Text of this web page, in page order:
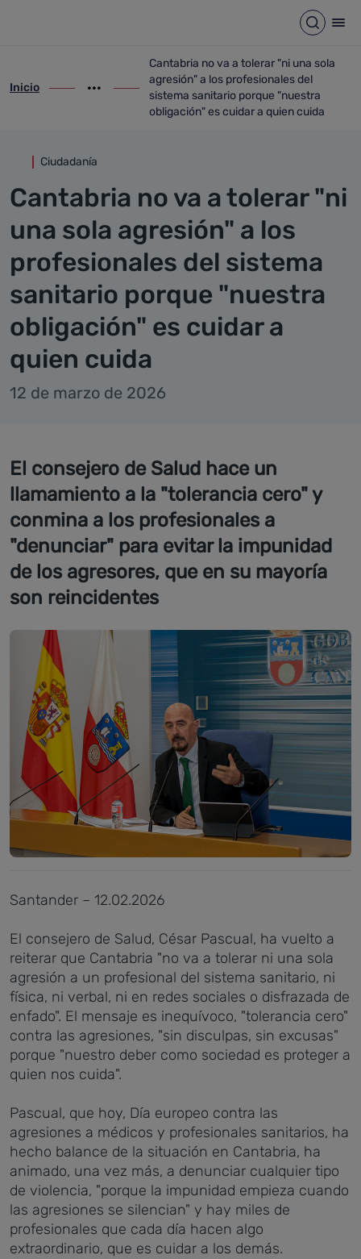
Abrir
ir-a inicio
Inicio
Mostrar opciones del camino de migas
ir-a Cantabria no va a tolerar "ni una
Cantabria no va a tolerar "ni una sola
agresión" a los profesionales del
sistema sanitario porque "nuestra
obligación" es cuidar a quien cuida
Ciudadanía
Cantabria no va a tolerar "ni
una sola agresión" a los
profesionales del sistema
sanitario porque "nuestra
obligación" es cuidar a
quien cuida
12 de marzo de 2026
El consejero de Salud hace un
llamamiento a la "tolerancia cero" y
conmina a los profesionales a
"denunciar" para evitar la impunidad
de los agresores, que en su mayoría
son reincidentes
Santander – 12.02.2026
El consejero de Salud, César Pascual, ha vuelto a
reiterar que Cantabria "no va a tolerar ni una sola
agresión a un profesional del sistema sanitario, ni
física, ni verbal, ni en redes sociales o disfrazada de
enfado". El mensaje es inequívoco, "tolerancia cero"
contra las agresiones, "sin disculpas, sin excusas"
porque "nuestro deber como sociedad es proteger a
quien nos cuida".
Pascual, que hoy, Día europeo contra las
agresiones a médicos y profesionales sanitarios, ha
hecho balance de la situación en Cantabria, ha
animado, una vez más, a denunciar cualquier tipo
de violencia, "porque la impunidad empieza cuando
las agresiones se silencian" y hay miles de
profesionales que cada día hacen algo
extraordinario, que es cuidar a los demás.